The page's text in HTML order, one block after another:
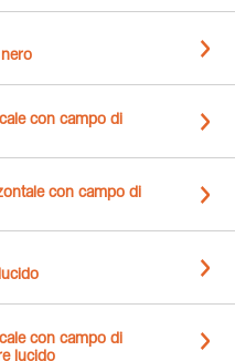
con campo di
con campo di
con campo di
lucido